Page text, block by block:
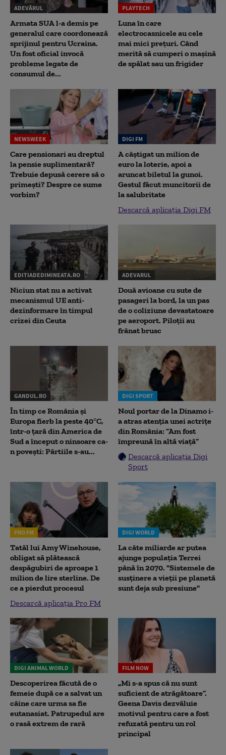
ADEVĂRUL
Armata SUA l-a demis pe
generalul care coordonează
sprijinul pentru Ucraina.
Un fost oficial invocă
probleme legate de
consumul de...
PLAYTECH
Luna în care
electrocasnicele au cele
mai mici prețuri. Când
merită să cumperi o mașină
de spălat sau un frigider
NEWSWEEK
Care pensionari au dreptul
la pensie suplimentară?
Trebuie depusă cerere să o
primești? Despre ce sume
vorbim?
DIGI FM
A câștigat un milion de
euro la loterie, apoi a
aruncat biletul la gunoi.
Gestul făcut muncitorii de
la salubritate
Descarcă aplicația Digi FM
EDITIADEDIMINEATA.RO
Niciun stat nu a activat
mecanismul UE anti-
dezinformare în timpul
crizei din Ceuta
ADEVARUL
Două avioane cu sute de
pasageri la bord, la un pas
de o coliziune devastatoare
pe aeroport. Piloții au
frânat brusc
GANDUL.RO
În timp ce România și
Europa fierb la peste 40°C,
într-o țară din America de
Sud a început o ninsoare ca-
n povești: Pârtiile s-au...
DIGI SPORT
Noul portar de la Dinamo i-
a atras atenția unei actrițe
din România: ”Am fost
împreună în altă viață”
Descarcă aplicația Digi
Sport
PRO FM
Tatăl lui Amy Winehouse,
obligat să plătească
despăgubiri de aproape 1
milion de lire sterline. De
ce a pierdut procesul
Descarcă aplicația Pro FM
DIGI WORLD
La câte miliarde ar putea
ajunge populația Terrei
până în 2070. "Sistemele de
susținere a vieții pe planetă
sunt deja sub presiune"
DIGI ANIMAL WORLD
Descoperirea făcută de o
femeie după ce a salvat un
câine care urma sa fie
eutanasiat. Patrupedul are
o rasă extrem de rară
FILM NOW
„Mi s-a spus că nu sunt
suficient de atrăgătoare”.
Geena Davis dezvăluie
motivul pentru care a fost
refuzată pentru un rol
principal